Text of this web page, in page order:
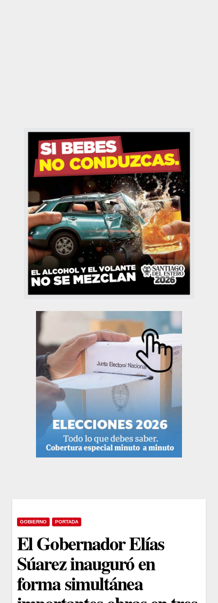
GOBIERNO PORTADA
El Gobernador Elías
Súarez inauguró en
forma simultánea